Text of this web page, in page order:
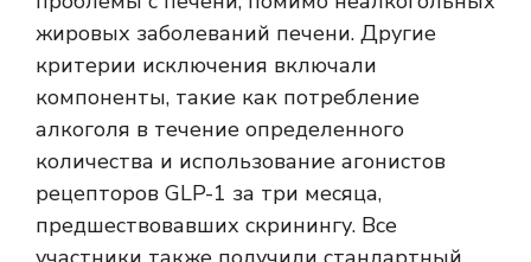
жировых заболеваний печени. Другие
критерии исключения включали
компоненты, такие как потребление
алкоголя в течение определенного
количества и использование агонистов
рецепторов GLP-1 за три месяца,
предшествовавших скринингу. Все